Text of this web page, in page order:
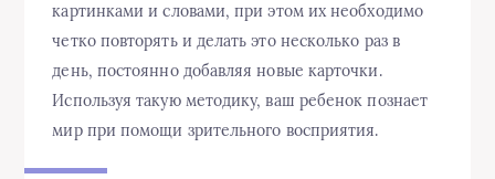
картинками и словами, при этом их необходимо
четко повторять и делать это несколько раз в
день, постоянно добавляя новые карточки.
Используя такую методику, ваш ребенок познает
мир при помощи зрительного восприятия.